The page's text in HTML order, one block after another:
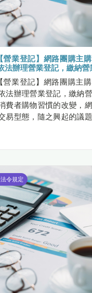
營業登記】網路團購主
法辦理營業登記，繳納營
營業登記】網路團購主
法辦理營業登記，繳納
費者購物習慣的改變，
易型態，隨之興起的議
令規定